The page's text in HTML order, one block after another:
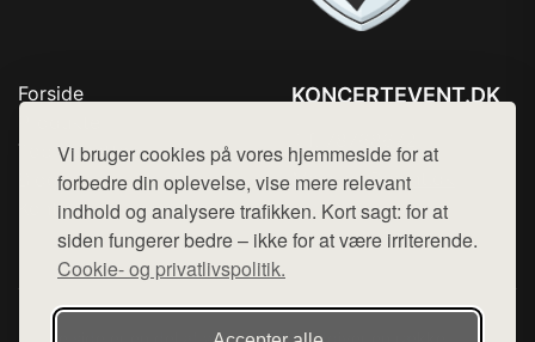
Vi bruger cookies på vores hjemmeside for at
forbedre din oplevelse, vise mere relevant
indhold og analysere trafikken. Kort sagt: for at
siden fungerer bedre – ikke for at være irriterende.
Cookie- og privatlivspolitik.
Forside
Top Rabatter
Blog
Kontakt
KONCERTEVENT.DK
Mail: hej@want.dk
Cookie- og privatlivspolitik